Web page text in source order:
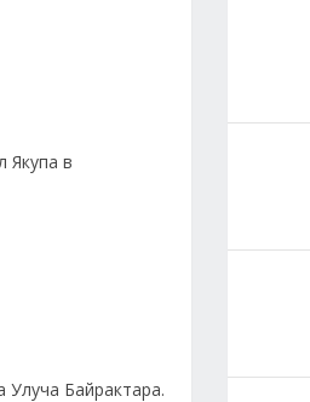
Якупа в
Улуча Байрактара.